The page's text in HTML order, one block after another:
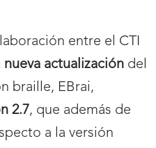
entre el CTI
nueva actualización del
braille, EBrai,
2.7, que además de
a la versión